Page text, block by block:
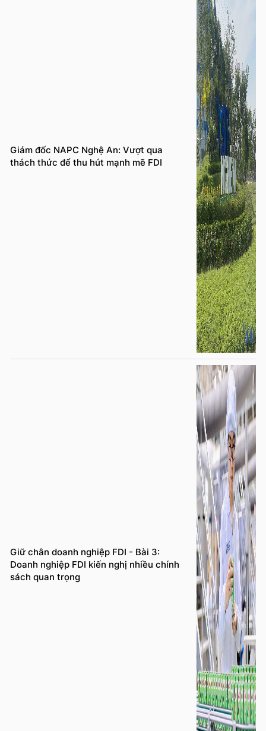
Giám đốc NAPC Nghệ An: Vượt qua
thách thức để thu hút mạnh mẽ FDI
Giữ chân doanh nghiệp FDI - Bài 3:
Doanh nghiệp FDI kiến nghị nhiều chính
sách quan trọng